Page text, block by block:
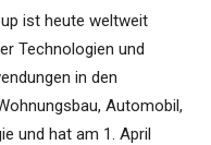
ist heute weltweit
Technologien und
in den
Automobil,
und hat am 1. April